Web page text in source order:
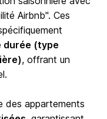
Airbnb". Ces
durée (type
, offrant un
des appartements